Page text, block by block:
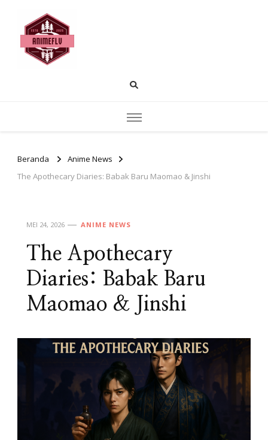
Populer Saat Ini
Beranda
Anime News
The Apothecary Diaries: Babak Baru Maomao & Jinshi
MEI 24, 2026 ANIME NEWS
The Apothecary
Diaries: Babak Baru
Maomao & Jinshi